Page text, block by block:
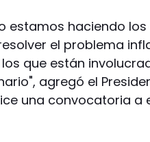
estamos haciendo
el problema
que están
agregó el
una convocatoria a